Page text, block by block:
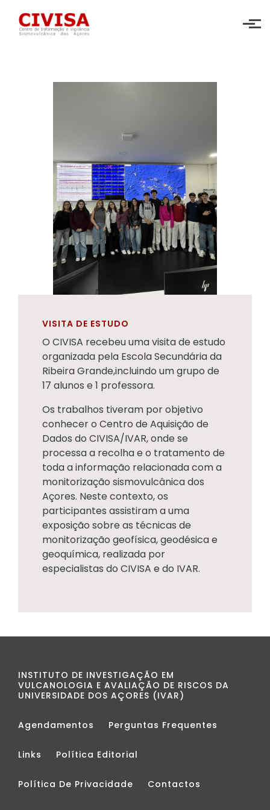
Skip to main content
VISITA DE ESTUDO
O CIVISA recebeu uma visita de estudo
organizada pela Escola Secundária da
Ribeira Grande,incluindo um grupo de
17 alunos e 1 professora.
Os trabalhos tiveram por objetivo
conhecer o Centro de Aquisição de
Dados do CIVISA/IVAR, onde se
processa a recolha e o tratamento de
toda a informação relacionada com a
monitorização sismovulcânica dos
Açores. Neste contexto, os
participantes assistiram a uma
exposição sobre as técnicas de
monitorização geofísica, geodésica e
geoquímica, realizada por
especialistas do CIVISA e do IVAR.
INSTITUTO DE INVESTIGAÇÃO EM
VULCANOLOGIA E AVALIAÇÃO DE RISCOS DA
UNIVERSIDADE DOS AÇORES (IVAR)
Agendamentos Perguntas Frequentes
Links Política Editorial
Política De Privacidade Contactos